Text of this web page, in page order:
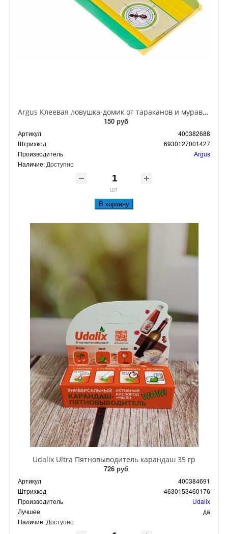
Argus Клеевая ловушка-домик от тараканов и муравьев
150 руб
Артикул
400382688
Штрихкод
6930127001427
Производитель
Argus
Наличие: Доступно
шт
В корзину
Udalix Ultra Пятновыводитель карандаш 35 гр
726 руб
Артикул
400384691
Штрихкод
4630153460176
Производитель
Udalix
Лучшее
да
Наличие: Доступно